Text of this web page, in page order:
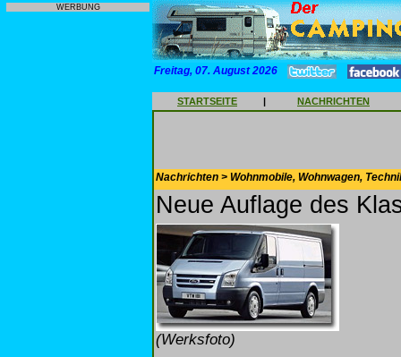
WERBUNG
Freitag, 07. August 2026
STARTSEITE | NACHRICHTEN
Nachrichten > Wohnmobile, Wohnwagen,
Neue Auflage des
(Werksfoto)